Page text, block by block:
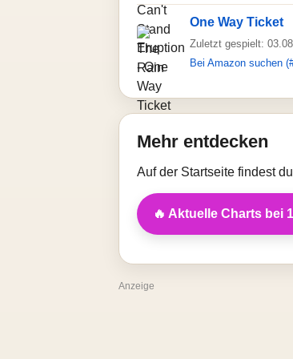
One Way Ticket
Zuletzt gespielt:
Bei Amazon suchen
Mehr entdecken
Auf der Startseite findest
🔥 Aktuelle Charts bei
Anzeige